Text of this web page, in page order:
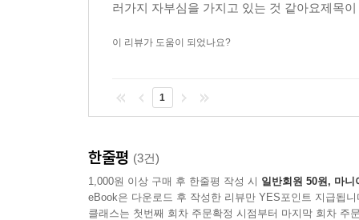
러가지 자부심을 가지고 있는 것 같아요제목
이 리뷰가 도움이 되었나요?
1
한줄평 (3건)
1,000원 이상 구매 후 한줄평 작성 시 일반회원 50원, 마니
eBook은 다운로드 후 작성한 리뷰만 YES포인트 지급됩니
클래스는 첫번째 회차 주문확정 시점부터 마지막 회차 주